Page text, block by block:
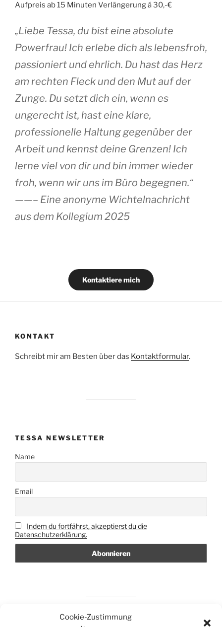
Cookie-Zustimmung
Aufpreis ab 15 Minuten Verlängerung á 30,-€
„Liebe Tessa, du bist eine absolute
Powerfrau! Ich erlebe dich als lebensfroh,
passioniert und ehrlich. Du hast das Herz
am rechten Fleck und den Mut auf der
Zunge. Du setzt dich ein, wenn es
ungerecht ist, hast eine klare,
professionelle Haltung gegenüber der
Arbeit und kennst deine Grenzen! Ich
lerne viel von dir und bin immer wieder
froh, wenn wir uns im Büro begegnen.“
——– Eine anonyme Wichtelnachricht
aus dem Kollegium 2025
Kontaktiere mich
KONTAKT
Schreibt mir am Besten über das Kontaktformular.
TESSA NEWSLETTER
Name
Email
Indem du fortfährst, akzeptierst du die
Datenschutzerklärung.